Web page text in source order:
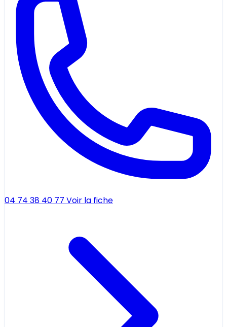
04 74 38 40 77 Voir la fiche